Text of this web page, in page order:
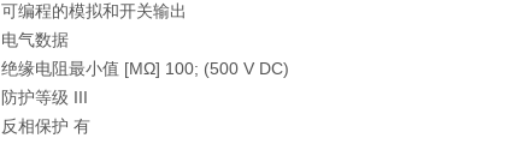
可编程的模拟和开关输出
电气数据
绝缘电阻最小值 [MΩ] 100; (500 V DC)
防护等级 III
反相保护 有